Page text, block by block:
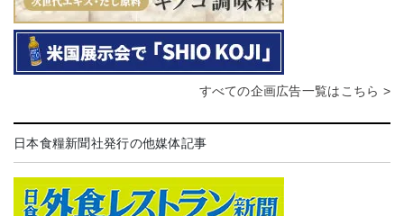
すべての企画広告一覧はこちら >
日本食糧新聞社発行の他媒体記事